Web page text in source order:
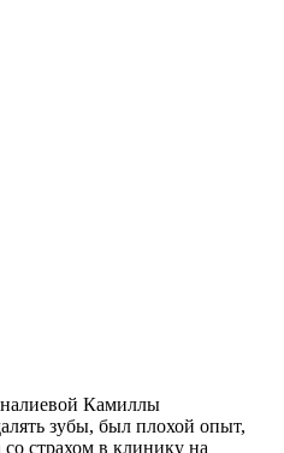
Камиллы
зубы, был плохой опыт,
страхом в клинику на